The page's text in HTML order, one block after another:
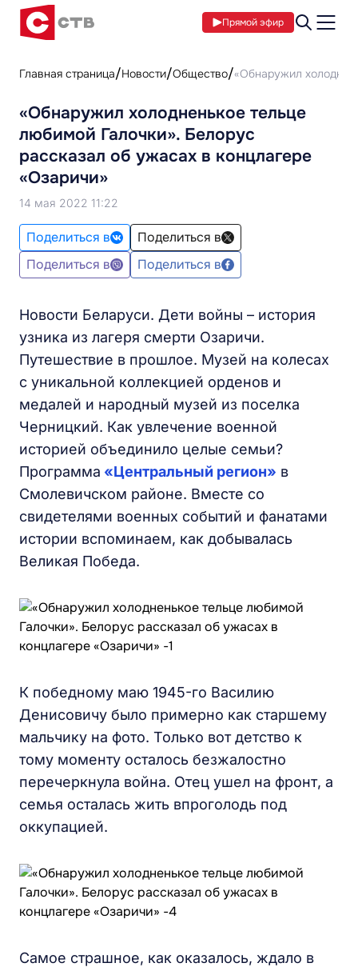
Прямой эфир
Главная страница Новости Общество «Обнаружил
«Обнаружил холодненькое тельце
любимой Галочки». Белорус
рассказал об ужасах в концлагере
«Озаричи»
14 мая 2022 11:22
Поделиться в
Поделиться в
Поделиться в
Поделиться в
Новости Беларуси. Дети войны – история
узника из лагеря смерти Озаричи.
Путешествие в прошлое. Музей на колесах
с уникальной коллекцией орденов и
медалей и народный музей из поселка
Черницкий. Как увлечение военной
историей объединило целые семьи?
Программа «Центральный регион» в
Смолевичском районе. Вместе со
свидетелями военных событий и фанатами
истории вспоминаем, как добывалась
Великая Победа.
К победному маю 1945-го Василию
Денисовичу было примерно как старшему
мальчику на фото. Только вот детство к
тому моменту осталось безжалостно
перечеркнула война. Отец ушел на фронт, а
семья осталась жить впроголодь под
оккупацией.
Самое страшное, как оказалось, ждало в